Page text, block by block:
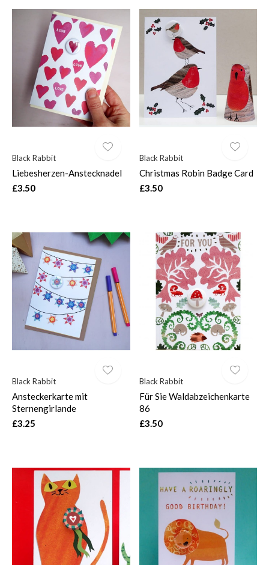
Black Rabbit
Liebesherzen-Anstecknadel
£3.50
Black Rabbit
Christmas Robin Badge Card
£3.50
Black Rabbit
Ansteckerkarte mit
Sternengirlande
£3.25
Black Rabbit
Für Sie Waldabzeichenkarte
86
£3.50